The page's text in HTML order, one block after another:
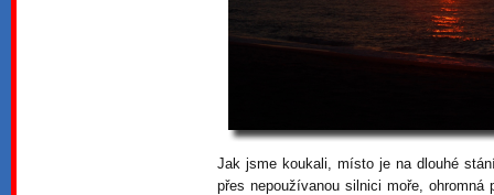
Jak jsme koukali, místo je na dlouhé
přes nepoužívanou silnici moře,